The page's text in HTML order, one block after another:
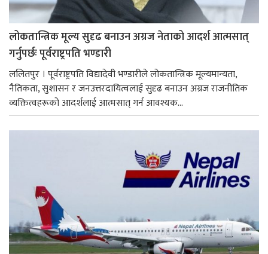
लोकतान्त्रिक मूल्य सुदृढ बनाउन अग्रज नेताको आदर्श आत्मसात्
गर्नुपर्छः पूर्वराष्ट्रपति भण्डारी
ललितपुर । पूर्वराष्ट्रपति विद्यादेवी भण्डारीले लोकतान्त्रिक मूल्यमान्यता,
नैतिकता, सुशासन र जनउत्तरदायित्वलाई सुदृढ बनाउन अग्रज राजनीतिक
व्यक्तित्वहरूको आदर्शलाई आत्मसात् गर्न आवश्यक...